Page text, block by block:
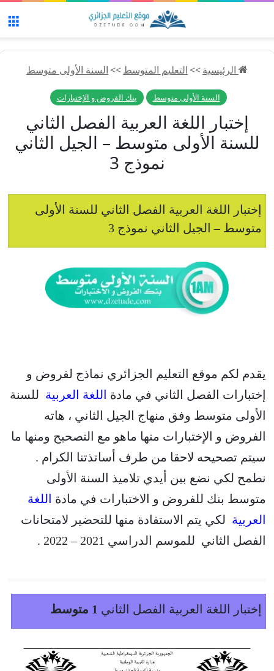
الرئيسية>>التعليم المتوسط>>السنة الأولى متوسط
السنة الأولى متوسط بنك الفروض و الإختبارات
إختبار اللغة العربية الفصل الثاني
للسنة الأولى متوسط – الجيل الثاني
نموذج 3
إختبار اللغة العربية الفصل الثاني للسنة الأولى
متوسط – الجيل الثاني نموذج 3
يقدم لكم موقع التعليم الجزائري نماذج لفروض و
إختبارات الفصل الثاني في مادة اللغة العربية للسنة
الأولى متوسط وفق منهاج الجيل الثاني ، هاته
الفروض و الإختبارات منها ماهو مع التصحيح ومنها ما
سيتم تصحيحه لاحقا من طرف أساتذتنا الكرام .
نطمح لكي نضع بين أيدي تلاميذ السنة الأولى
متوسط بنك للفروض و الاختبارات في مادة اللغة
العربية لكي يتم الاستفادة منها للتحضير لامتحانات
الفصل الثاني للموسم الدراسي 2021 – 2022 .
إختبار اللغة العربية الفصل الثاني 1 متوسط